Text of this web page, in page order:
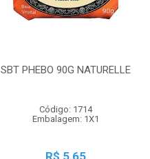
SBT PHEBO 90G NATURELLE
Código: 1714
Embalagem: 1X1
R$ 5,65